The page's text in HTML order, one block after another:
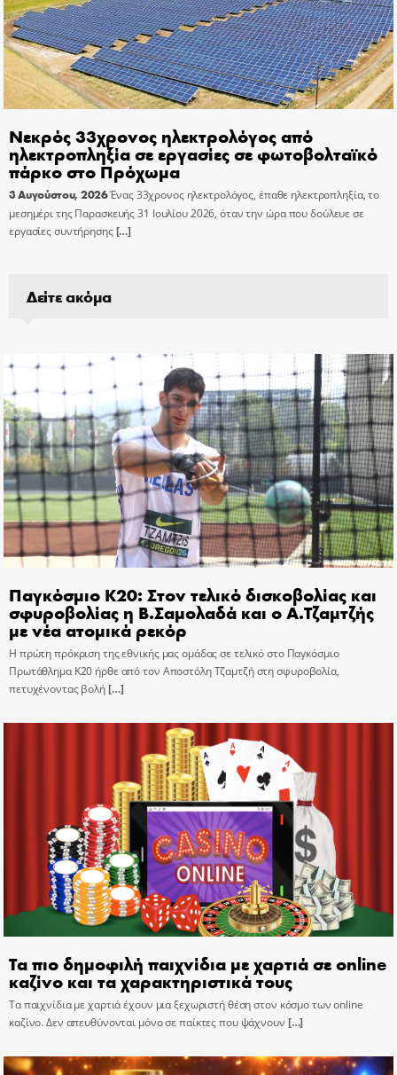
Νεκρός 33χρονος ηλεκτρολόγος από
ηλεκτροπληξία σε εργασίες σε φωτοβολταϊκό
πάρκο στο Πρόχωμα
3 Αυγούστου, 2026Ένας 33χρονος ηλεκτρολόγος, έπαθε ηλεκτροπληξία, το
μεσημέρι της Παρασκευής 31 Ιουλίου 2026, όταν την ώρα που δούλευε σε
εργασίες συντήρησης[…]
Δείτε ακόμα
Παγκόσμιο Κ20: Στον τελικό δισκοβολίας και
σφυροβολίας η Β.Σαμολαδά και ο Α.Τζαμτζής
με νέα ατομικά ρεκόρ
Η πρώτη πρόκριση της εθνικής μας ομάδας σε τελικό στο Παγκόσμιο
Πρωτάθλημα Κ20 ήρθε από τον Αποστόλη Τζαμτζή στη σφυροβολία,
πετυχένοντας βολή[…]
Τα πιο δημοφιλή παιχνίδια με χαρτιά σε online
καζίνο και τα χαρακτηριστικά τους
Τα παιχνίδια με χαρτιά έχουν μια ξεχωριστή θέση στον κόσμο των online
καζίνο. Δεν απευθύνονται μόνο σε παίκτες που ψάχνουν […]